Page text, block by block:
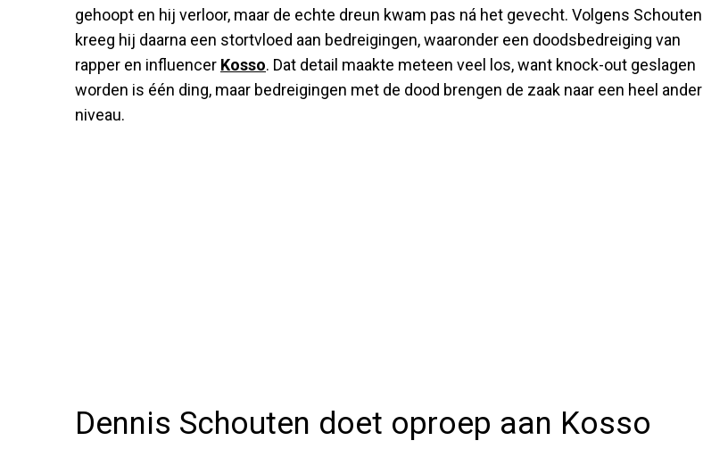
gehoopt en hij verloor, maar de echte dreun kwam pas ná het gevecht. Volgens Schouten
kreeg hij daarna een stortvloed aan bedreigingen, waaronder een doodsbedreiging van
rapper en influencer Kosso. Dat detail maakte meteen veel los, want knock-out geslagen
worden is één ding, maar bedreigingen met de dood brengen de zaak naar een heel ander
niveau.
Dennis Schouten doet oproep aan Kosso